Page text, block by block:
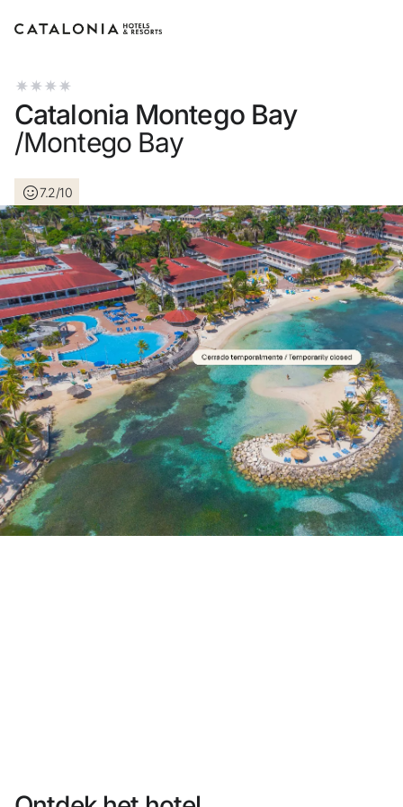
Log in op je account
Log in
Wachtwoord vergeten?
of gebruik een van deze opties
Aanmelden met Google
Sessie beginnen met enkel e-mailadres
Heb je nog geen account?
Een account aanmaken
Geniet van de voordelen om deel uit te maken van
Catalonia Montego Bay
/Montego Bay
7.2/10